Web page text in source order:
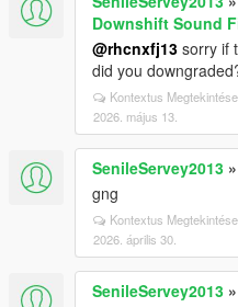
Downshift Sound
@rhcnxfj13 sorry if
did you
Kontextus Megtekintése
2026. május 13.
SenileServey2013 »
gng
Kontextus Megtekintése
2026. április 30.
SenileServey2013 »